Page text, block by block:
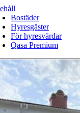
Bostäder
Hyresgäster
För hyresvärdar
Qasa Premium